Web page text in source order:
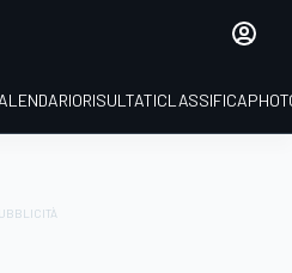
RISULTATICLASSIFICA